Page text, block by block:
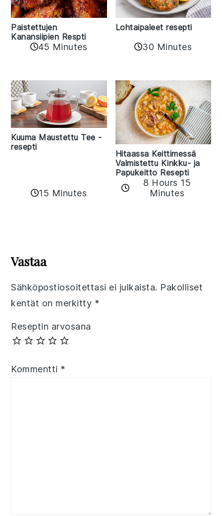
Paistettujen
Kanansiipien Respti
45 Minutes
Lohtaipaleet resepti
30 Minutes
Kuuma Maustettu Tee -
resepti
15 Minutes
Hitaassa Keittimessä
Valmistettu Kinkku- ja
Papukeitto Resepti
8 Hours 15
Minutes
Interactions
Vastaa
Sähköpostiosoitettasi ei julkaista. Pakolliset
kentät on merkitty *
Reseptin arvosana
Kommentti *